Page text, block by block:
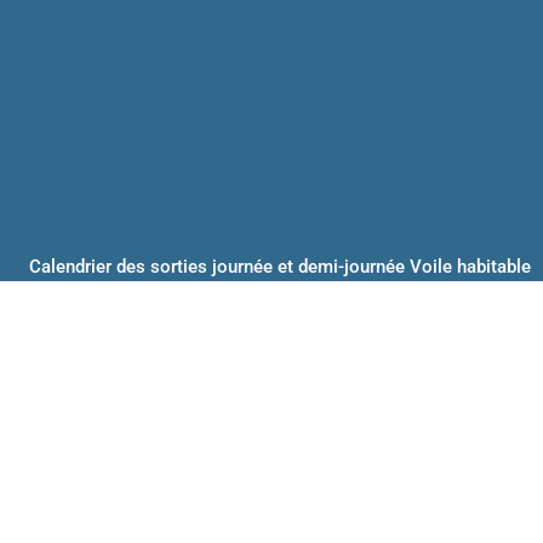
Calendrier des sorties journée et demi-journée Voile habitable